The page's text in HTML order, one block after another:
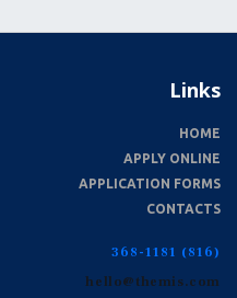
Links
HOME
APPLY ONLINE
APPLICATION FORMS
CONTACTS
(816) 368-1181
hello@themis.com